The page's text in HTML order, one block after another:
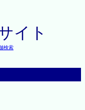
イト
検索